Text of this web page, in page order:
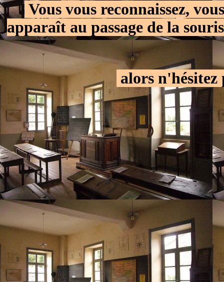
Vous vous reconnaissez,
apparaît au passage de la
alors n'hésitez